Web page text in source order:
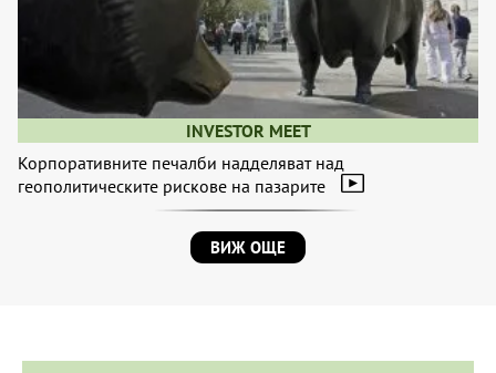
INVESTOR MEET
Корпоративните печалби надделяват над
геополитическите рискове на пазарите
ВИЖ ОЩЕ